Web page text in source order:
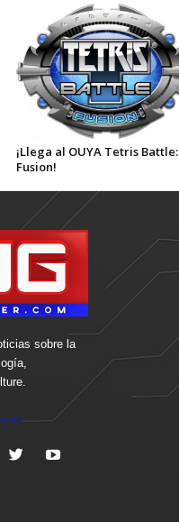
¡Llega al OUYA Tetris Battle:
Fusion!
sobre la